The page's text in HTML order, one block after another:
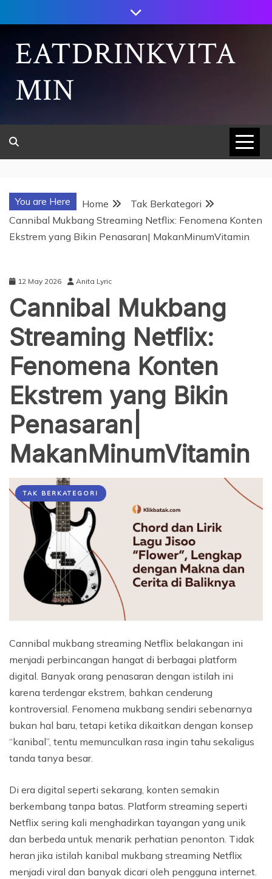
to
contentEATDRINKVITA
MIN
You are Here Home
Tak Berkategori
Cannibal Mukbang Streaming Netflix: Fenomena Konten
Ekstrem yang Bikin Penasaran| MakanMinumVitamin
12 May 2026 Anita Lyric
Cannibal Mukbang
Streaming Netflix:
Fenomena Konten
Ekstrem yang Bikin
Penasaran|
MakanMinumVitamin
TAK BERKATEGORI
Cannibal mukbang streaming Netflix belakangan ini
menjadi perbincangan hangat di berbagai platform
digital. Banyak orang penasaran dengan istilah ini
karena terdengar ekstrem, bahkan cenderung
kontroversial. Fenomena mukbang sendiri sebenarnya
bukan hal baru, tetapi ketika dikaitkan dengan konsep
“kanibal”, tentu memunculkan rasa ingin tahu sekaligus
tanda tanya besar.
Di era digital seperti sekarang, konten semakin
berkembang tanpa batas. Platform streaming seperti
Netflix sering kali menghadirkan tayangan yang unik
dan berbeda untuk menarik perhatian penonton. Tidak
heran jika istilah kanibal mukbang streaming Netflix
menjadi viral dan banyak dicari oleh pengguna internet.